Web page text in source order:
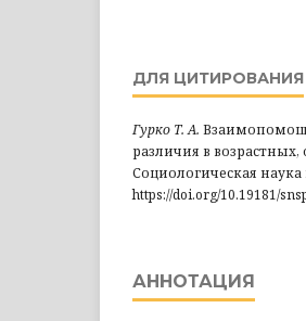
ДЛЯ ЦИТИРОВАНИЯ
Гурко Т. А.
различия в
Социологическая наука
https://doi.org/10.19181/
АННОТАЦИЯ